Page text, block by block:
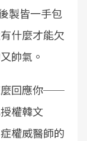
製皆一手包
什麼才能欠
帥氣。
麼回應你──
權韓文
權威醫師的